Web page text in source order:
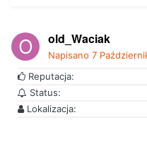
old_Waciak
Napisano 7
Reputacja:
Status:
Lokalizacja: